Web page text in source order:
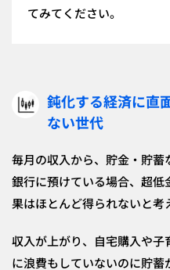
てみてください。
鈍化する経済に直
ない世代
毎月の収入から、貯金・貯
銀行に預けている場合、超
果はほとんど得られないと考
収入が上がり、自宅購入や
に浪費もしていないのに貯